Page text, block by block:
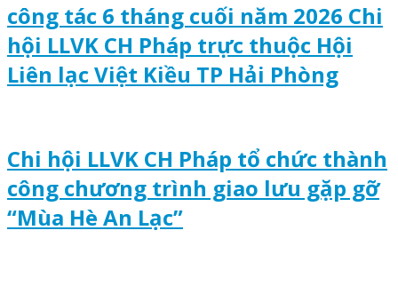
công tác 6 tháng cuối năm 2026 Chi
hội LLVK CH Pháp trực thuộc Hội
Liên lạc Việt Kiều TP Hải Phòng
Chi hội LLVK CH Pháp tổ chức thành
công chương trình giao lưu gặp gỡ
“Mùa Hè An Lạc”